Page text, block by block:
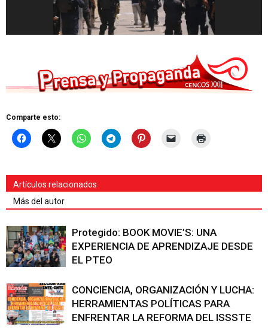
Comparte esto:
Artículos relacionados
Más del autor
Protegido: BOOK MOVIE’S: UNA
EXPERIENCIA DE APRENDIZAJE DESDE
EL PTEO
CONCIENCIA, ORGANIZACIÓN Y LUCHA:
HERRAMIENTAS POLÍTICAS PARA
ENFRENTAR LA REFORMA DEL ISSSTE